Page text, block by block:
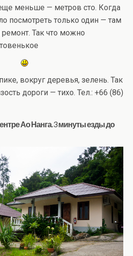
меньше — метров сто. Когда
только один — там
Так что можно
вокруг деревья, зелень. Так
дороги — тихо. Тел.: +66 (86)
Ао Нанга. 3 минуты езды до